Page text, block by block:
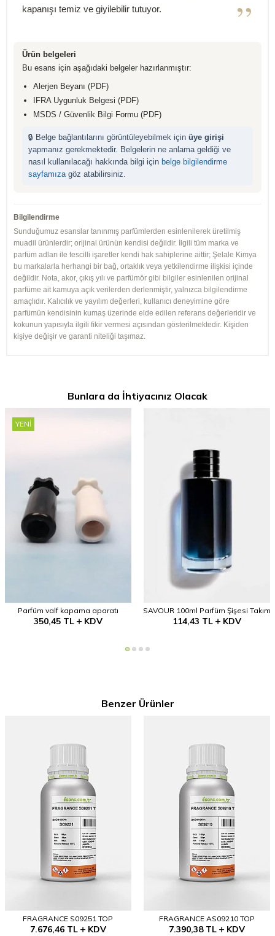
kapanışı temiz ve giyilebilir tutuyor.
”
Ürün belgeleri
Bu esans için aşağıdaki belgeler hazırlanmıştır:
Alerjen Beyanı (PDF)
IFRA Uygunluk Belgesi (PDF)
MSDS / Güvenlik Bilgi Formu (PDF)
🔒 Belge bağlantılarını görüntüleyebilmek için üye girişi
yapmanız gerekmektedir. Belgelerin ne anlama geldiği ve
nasıl kullanılacağı hakkında bilgi için belge bilgilendirme
sayfamızagöz atabilirsiniz.
Bilgilendirme
Sunduğumuz esanslar tanınmış parfümlerden esinlenilerek üretilmiş
muadil ürünlerdir; orijinal ürünün kendisi değildir. İlgili tüm marka ve
parfüm adları ile tescilli işaretler kendi hak sahiplerine aittir; Şelale Kimya
bu markalarla herhangi bir bağ, ortaklık veya yetkilendirme ilişkisi içinde
değildir. Nota, akor, çıkış yılı ve parfümör gibi bilgiler esinlenilen orijinal
parfüme ait kamuya açık verilerden derlenmiştir, yalnızca bilgilendirme
amaçlıdır. Kalıcılık ve yayılım değerleri, kullanıcı deneyimine göre
parfümün kendisinin kumaş üzerinde elde edilen referans değerleridir ve
kokunun yapısıyla ilgili fikir vermesi açısından gösterilmektedir. Kişiden
kişiye değişir ve garanti niteliği taşımaz.
Bunlara da İhtiyacınız Olacak
YENI
Parfüm valf kapama aparatı
350,45TL KDV
SAVOUR 100ml Parfüm Şişesi Takım
114,43 TL KDV
Benzer Ürünler
FRAGRANCE S09251 TOP
7.676,46TL KDV
FRAGRANCE AS09210 TOP
7.390,38TL KDV